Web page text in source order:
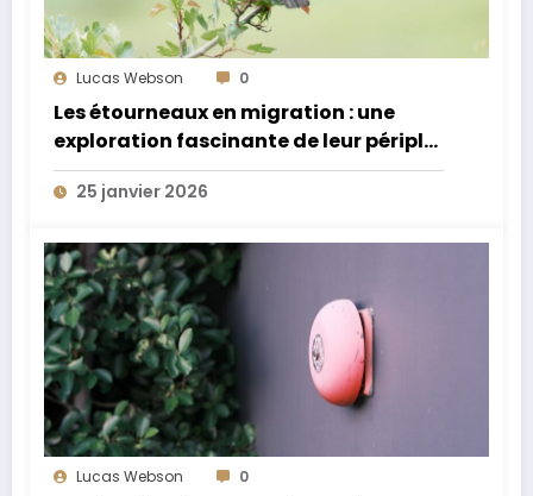
Lucas Webson 0
Les étourneaux en migration : une
exploration fascinante de leur périple
annuel extraordinaire
25 janvier 2026
Lucas Webson 0